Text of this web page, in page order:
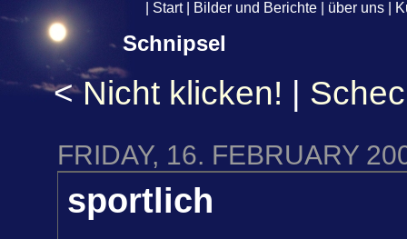
Start| Bilder und Berichte über uns
Schnipsel
< Nicht klicken! |
FRIDAY, 16. FEBRUARY
sportlich